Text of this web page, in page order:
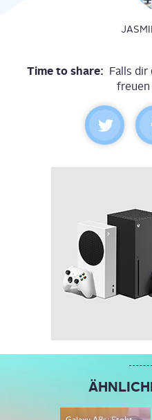
Time to share: Falls